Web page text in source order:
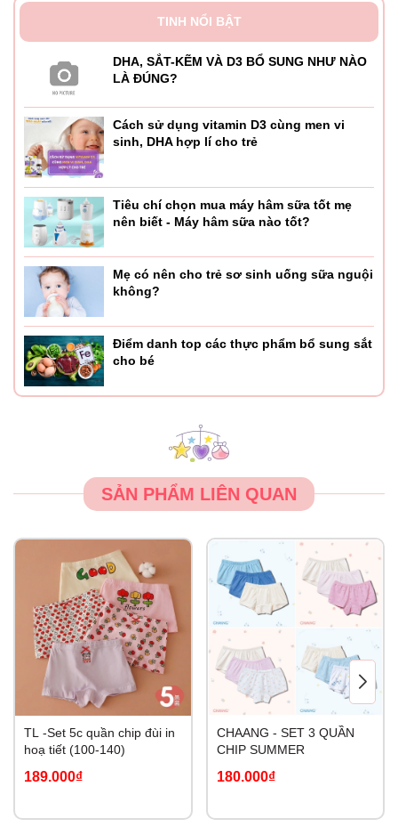
TINH NỔI BẬT
DHA, SẮT-KẼM VÀ D3 BỔ SUNG NHƯ NÀO
LÀ ĐÚNG?
Cách sử dụng vitamin D3 cùng men vi
sinh, DHA hợp lí cho trẻ
Tiêu chí chọn mua máy hâm sữa tốt mẹ
nên biết - Máy hâm sữa nào tốt?
Mẹ có nên cho trẻ sơ sinh uống sữa nguội
không?
Điểm danh top các thực phẩm bổ sung sắt
cho bé
SẢN PHẨM LIÊN QUAN
TL -Set 5c quần chip đùi in
hoạ tiết (100-140)
189.000₫
CHAANG - SET 3 QUẦN
CHIP SUMMER
180.000₫